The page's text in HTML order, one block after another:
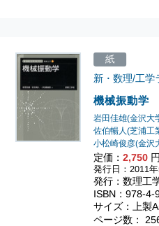
機械振動学
新・数理/工学
岩田佳雄(金沢
佐伯暢人(芝浦
小松崎俊彦(金
定価：2,750 円
紙
発行日：2011
発行：数理工
ISBN：978-4-
サイズ：上製
ページ数：